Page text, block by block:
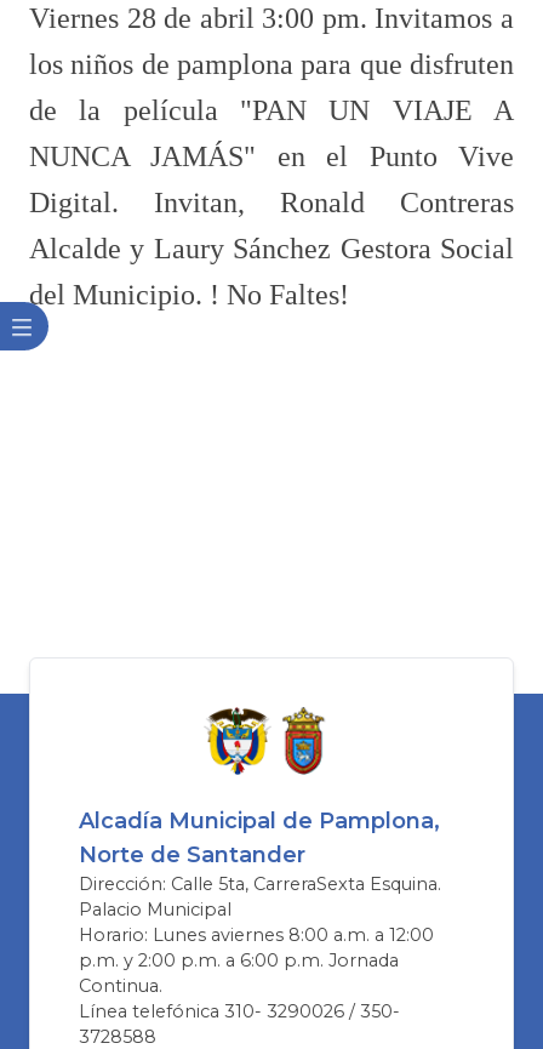
Viernes 28 de abril 3:00 pm. Invitamos a
los niños de pamplona para que disfruten
de la película "PAN UN VIAJE A
NUNCA JAMÁS" en el Punto Vive
Digital. Invitan, Ronald Contreras
Alcalde y Laury Sánchez Gestora Social
del Municipio. ! No Faltes!
Alcadía Municipal de Pamplona,
Norte de Santander
Dirección: Calle 5ta, CarreraSexta Esquina.
Palacio Municipal
Horario: Lunes aviernes 8:00 a.m. a 12:00
p.m. y 2:00 p.m. a 6:00 p.m. Jornada
Continua.
Línea telefónica 310- 3290026 / 350-
3728588